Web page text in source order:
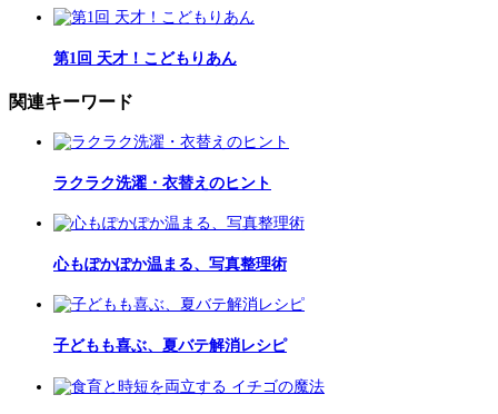
第1回 天才！こどもりあん
関連キーワード
ラクラク洗濯・衣替えのヒント
心もぽかぽか温まる、写真整理術
子どもも喜ぶ、夏バテ解消レシピ